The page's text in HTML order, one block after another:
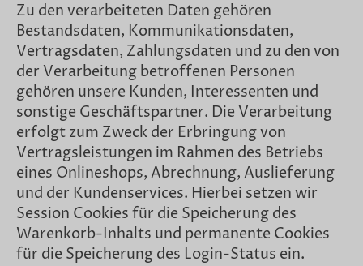
Zu den verarbeiteten Daten gehören
Bestandsdaten, Kommunikationsdaten,
Vertragsdaten, Zahlungsdaten und zu den von
der Verarbeitung betroffenen Personen
gehören unsere Kunden, Interessenten und
sonstige Geschäftspartner. Die Verarbeitung
erfolgt zum Zweck der Erbringung von
Vertragsleistungen im Rahmen des Betriebs
eines Onlineshops, Abrechnung, Auslieferung
und der Kundenservices. Hierbei setzen wir
Session Cookies für die Speicherung des
Warenkorb-Inhalts und permanente Cookies
für die Speicherung des Login-Status ein.